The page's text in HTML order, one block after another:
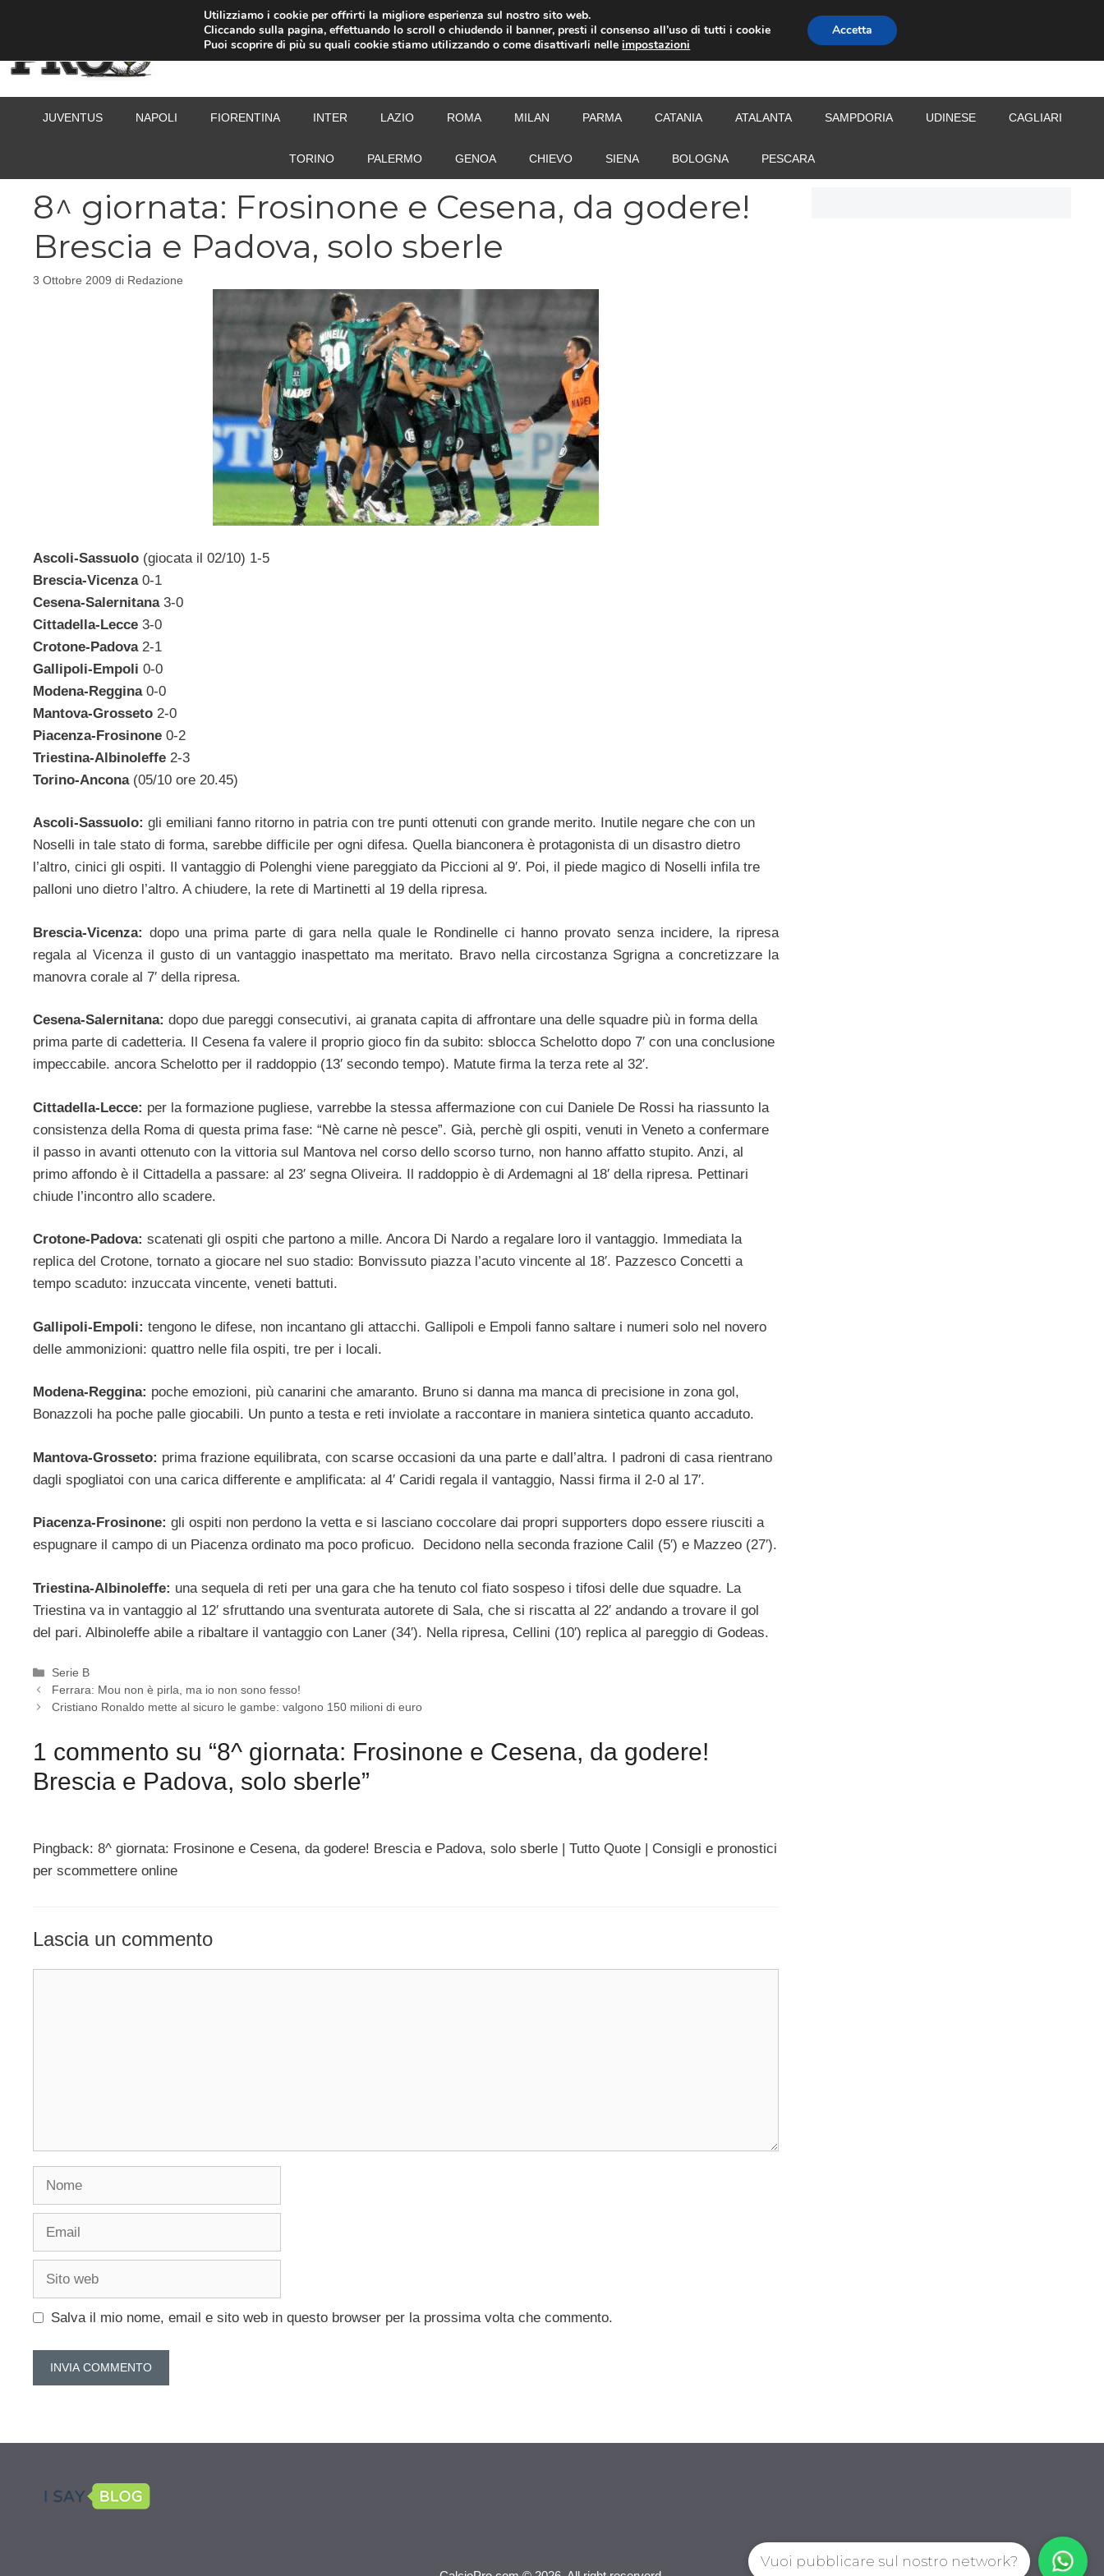
CALCIOMERCATO
JUVENTUS NAPOLI FIORENTINA INTER LAZIO ROMA MILAN PARMA CATANIA ATALANTA SAMPDORIA UDINESE CAGLIARI
TORINO PALERMO GENOA CHIEVO SIENA BOLOGNA PESCARA
8^ giornata: Frosinone e Cesena, da godere!
Brescia e Padova, solo sberle
3 Ottobre 2009 di Redazione
Ascoli-Sassuolo (giocata il 02/10) 1-5
Brescia-Vicenza0-1
Cesena-Salernitana3-0
Cittadella-Lecce 3-0
Crotone-Padova2-1
Gallipoli-Empoli 0-0
Modena-Reggina0-0
Mantova-Grosseto 2-0
Piacenza-Frosinone 0-2
Triestina-Albinoleffe 2-3
Torino-Ancona (05/10 ore 20.45)
Ascoli-Sassuolo: gli emiliani fanno ritorno in patria con tre punti ottenuti con grande merito. Inutile negare che con un
Noselli in tale stato di forma, sarebbe difficile per ogni difesa. Quella bianconera è protagonista di un disastro dietro
l’altro, cinici gli ospiti. Il vantaggio di Polenghi viene pareggiato da Piccioni al 9′. Poi, il piede magico di Noselli infila tre
palloni uno dietro l’altro. A chiudere, la rete di Martinetti al 19 della ripresa.
Brescia-Vicenza: dopo una prima parte di gara nella quale le Rondinelle ci hanno provato senza incidere, la ripresa
regala al Vicenza il gusto di un vantaggio inaspettato ma meritato. Bravo nella circostanza Sgrigna a concretizzare la
manovra corale al 7′ della ripresa.
Cesena-Salernitana: dopo due pareggi consecutivi, ai granata capita di affrontare una delle squadre più in forma della
prima parte di cadetteria. Il Cesena fa valere il proprio gioco fin da subito: sblocca Schelotto dopo 7′ con una conclusione
impeccabile. ancora Schelotto per il raddoppio (13′ secondo tempo). Matute firma la terza rete al 32′.
Cittadella-Lecce: per la formazione pugliese, varrebbe la stessa affermazione con cui Daniele De Rossi ha riassunto la
consistenza della Roma di questa prima fase: “Nè carne nè pesce”. Già, perchè gli ospiti, venuti in Veneto a confermare
il passo in avanti ottenuto con la vittoria sul Mantova nel corso dello scorso turno, non hanno affatto stupito. Anzi, al
primo affondo è il Cittadella a passare: al 23′ segna Oliveira. Il raddoppio è di Ardemagni al 18′ della ripresa. Pettinari
chiude l’incontro allo scadere.
Crotone-Padova: scatenati gli ospiti che partono a mille. Ancora Di Nardo a regalare loro il vantaggio. Immediata la
replica del Crotone, tornato a giocare nel suo stadio: Bonvissuto piazza l’acuto vincente al 18′. Pazzesco Concetti a
tempo scaduto: inzuccata vincente, veneti battuti.
Gallipoli-Empoli: tengono le difese, non incantano gli attacchi. Gallipoli e Empoli fanno saltare i numeri solo nel novero
delle ammonizioni: quattro nelle fila ospiti, tre per i locali.
Modena-Reggina: poche emozioni, più canarini che amaranto. Bruno si danna ma manca di precisione in zona gol,
Bonazzoli ha poche palle giocabili. Un punto a testa e reti inviolate a raccontare in maniera sintetica quanto accaduto.
Mantova-Grosseto: prima frazione equilibrata, con scarse occasioni da una parte e dall’altra. I padroni di casa rientrano
dagli spogliatoi con una carica differente e amplificata: al 4′ Caridi regala il vantaggio, Nassi firma il 2-0 al 17′.
Piacenza-Frosinone: gli ospiti non perdono la vetta e si lasciano coccolare dai propri supporters dopo essere riusciti a
espugnare il campo di un Piacenza ordinato ma poco proficuo. Decidono nella seconda frazione Calil (5′) e Mazzeo (27′).
Triestina-Albinoleffe: una sequela di reti per una gara che ha tenuto col fiato sospeso i tifosi delle due squadre. La
Triestina va in vantaggio al 12′ sfruttando una sventurata autorete di Sala, che si riscatta al 22′ andando a trovare il gol
del pari. Albinoleffe abile a ribaltare il vantaggio con Laner (34′). Nella ripresa, Cellini (10′) replica al pareggio di Godeas.
Categorie
Serie B
Ferrara: Mou non è pirla, ma io non sono fesso!
Cristiano Ronaldo mette al sicuro le gambe: valgono 150 milioni di euro
1 commento su “8^ giornata: Frosinone e Cesena, da godere!
Brescia e Padova, solo sberle”
Pingback: 8^ giornata: Frosinone e Cesena, da godere! Brescia e Padova, solo sberle | Tutto Quote | Consigli e pronostici
per scommettere online
Lascia un commento
Nome
Email
Sito
Salva il mio nome, email e sito web in questo browser per la prossima volta che commento.
Utilizziamo i cookie per offrirti la migliore esperienza sul nostro sito web.
Cliccando sulla pagina, effettuando lo scroll o chiudendo il banner, presti il consenso all’uso di tutti i cookie
Puoi scoprire di più su quali cookie stiamo utilizzando o come disattivarli nelleimpostazioni
Accetta
Vuoi pubblicare sul nostro network?